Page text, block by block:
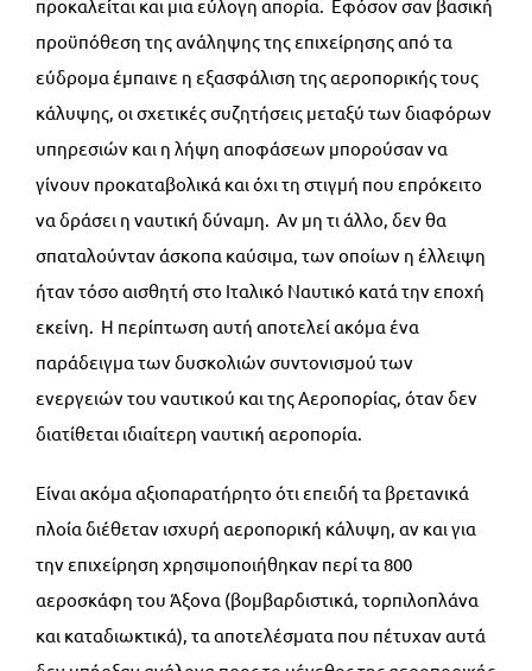
προκαλείται και μια εύλογη απορία. Εφόσον σαν βασική
προϋπόθεση της ανάληψης της επιχείρησης από τα
εύδρομα έμπαινε η εξασφάλιση της αεροπορικής τους
κάλυψης, οι σχετικές συζητήσεις μεταξύ των διαφόρων
υπηρεσιών και η λήψη αποφάσεων μπορούσαν να
γίνουν προκαταβολικά και όχι τη στιγμή που επρόκειτο
να δράσει η ναυτική δύναμη. Αν μη τι άλλο, δεν θα
σπαταλούνταν άσκοπα καύσιμα, των οποίων η έλλειψη
ήταν τόσο αισθητή στο Ιταλικό Ναυτικό κατά την εποχή
εκείνη. Η περίπτωση αυτή αποτελεί ακόμα ένα
παράδειγμα των δυσκολιών συντονισμού των
ενεργειών του ναυτικού και της Αεροπορίας, όταν δεν
διατίθεται ιδιαίτερη ναυτική αεροπορία.
Είναι ακόμα αξιοπαρατήρητο ότι επειδή τα βρετανικά
πλοία διέθεταν ισχυρή αεροπορική κάλυψη, αν και για
την επιχείρηση χρησιμοποιήθηκαν περί τα 800
αεροσκάφη του Άξονα (βομβαρδιστικά, τορπιλοπλάνα
και καταδιωκτικά), τα αποτελέσματα που πέτυχαν αυτά